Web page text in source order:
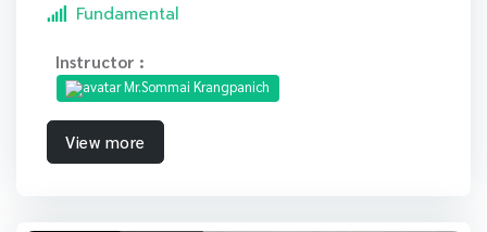
Fundamental
Instructor :
Mr.Sommai Krangpanich
View more